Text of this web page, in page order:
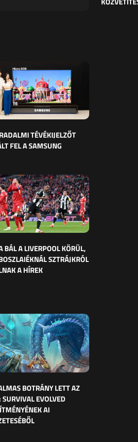
TÉVÉKIJELZŐT
FEL A SAMSUNG
BÁL A LIVERPOOL KÖRÜL,
SZTRÁJKRÓL
A HÍREK
BOTRÁNY LETT AZ
SURVIVAL EVOLVED
AI